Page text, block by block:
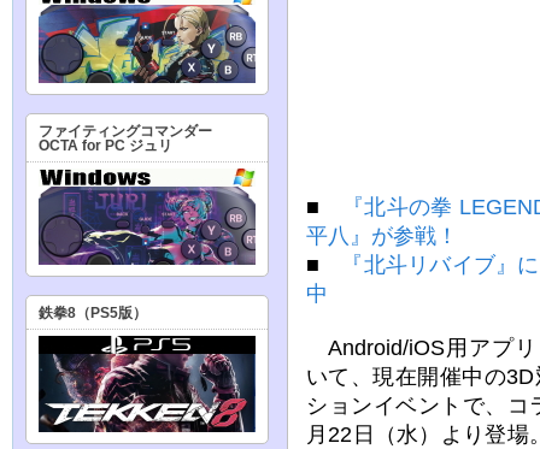
■
『北斗の拳
平八』が参戦！
■
『北斗リバイブ』
中
Android/iOS用アプ
いて、現在開催中の
ションイベントで、コ
月22日（水）より登
ファイティングコマンダー
OCTA for PC ジュリ
鉄拳8（PS5版）